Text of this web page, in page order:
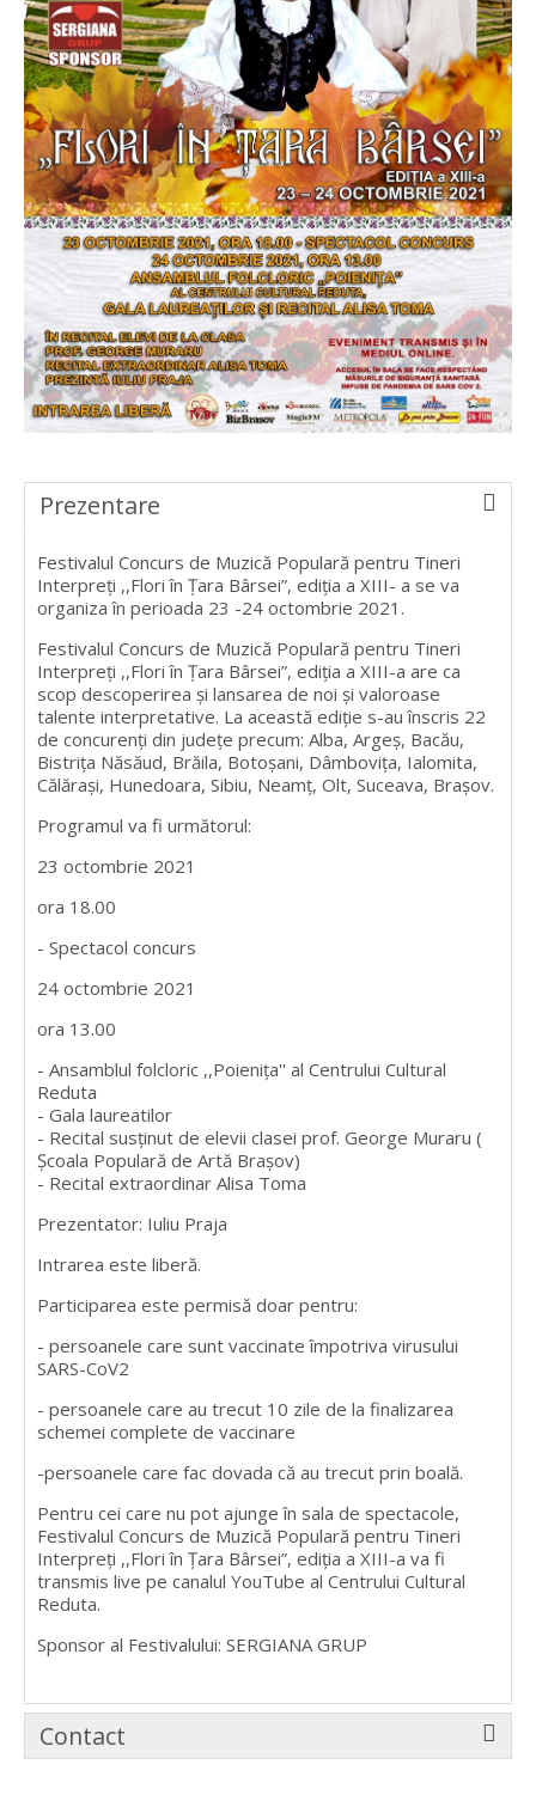
Prezentare
Festivalul Concurs de Muzică Populară pentru Tineri
Interpreţi ,,Flori în Ţara Bârsei”, ediția a XIII- a se va
organiza în perioada 23 -24 octombrie 2021.
Festivalul Concurs de Muzică Populară pentru Tineri
Interpreţi ,,Flori în Ţara Bârsei”, ediția a XIII-a are ca
scop descoperirea şi lansarea de noi şi valoroase
talente interpretative. La această ediție s-au înscris 22
de concurenţi din judeţe precum: Alba, Argeş, Bacău,
Bistriţa Năsăud, Brăila, Botoşani, Dâmboviţa, Ialomita,
Călărași, Hunedoara, Sibiu, Neamţ, Olt, Suceava, Braşov.
Programul va fi următorul:
23 octombrie 2021
ora 18.00
- Spectacol concurs
24 octombrie 2021
ora 13.00
- Ansamblul folcloric ,,Poienița'' al Centrului Cultural
Reduta
- Gala laureatilor
- Recital susținut de elevii clasei prof. George Muraru (
Școala Populară de Artă Brașov)
- Recital extraordinar Alisa Toma
Prezentator: Iuliu Praja
Intrarea este liberă.
Participarea este permisă doar pentru:
- persoanele care sunt vaccinate împotriva virusului
SARS-CoV2
- persoanele care au trecut 10 zile de la finalizarea
schemei complete de vaccinare
-persoanele care fac dovada că au trecut prin boală.
Pentru cei care nu pot ajunge în sala de spectacole,
Festivalul Concurs de Muzică Populară pentru Tineri
Interpreţi ,,Flori în Ţara Bârsei”, ediția a XIII-a va fi
transmis live pe canalul YouTube al Centrului Cultural
Reduta.
Sponsor al Festivalului: SERGIANA GRUP
Contact